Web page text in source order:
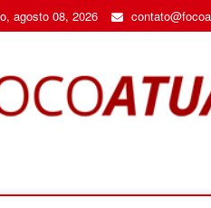
agosto 08, 2026